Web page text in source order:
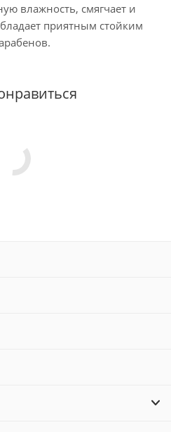
влажность, смягчает и
приятным стойким